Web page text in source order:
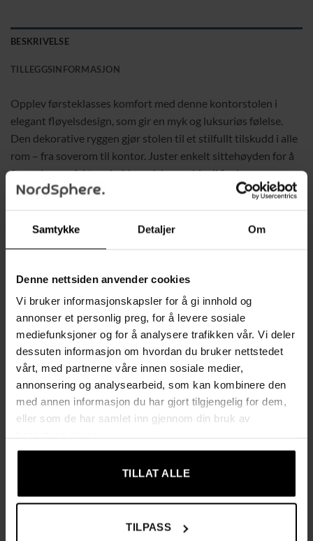
Samtykke Detaljer Om
Denne nettsiden anvender cookies
Vi bruker informasjonskapsler for å gi innhold og
annonser et personlig preg, for å levere sosiale
mediefunksjoner og for å analysere trafikken vår. Vi deler
dessuten informasjon om hvordan du bruker nettstedet
vårt, med partnerne våre innen sosiale medier,
annonsering og analysearbeid, som kan kombinere den
med annen informasjon du har gjort tilgjengelig for dem,
eller som de har samlet inn gjennom din bruk av
TILLAT ALLE
TILPASS
BESKRIVELSE
TILLEGGSINFORMASJON
Opplev førsteklasses komfort med denne kontorstolen i
elegant fløyelsdesign, som gir en myk og luksuriøs følelse.
Den dekorative ryggen gjør stolen til et stilfullt tilskudd i alle
rom – fra soverom til kontor. Juster enkelt sittehøyden for å
finne den perfekte arbeidsposisjonen, ideell for lange
arbeidsdager. Med høydensitetsskum i setet og ryggstøtten,
graders roterende hjul for enkel bevegelse og en praktisk
Komfort:Høydensitetsskum i sete og rygg for ekstra
komfort
Funksjoner:Høydejusterbar og tiltbart sete med 360-
graders roterende hjul
Materialer:Myk fløyel (100% polyester), skum, plast,
nylon
Design:Passer perfekt i soverom, stue, spisestue eller
Tekniske data: